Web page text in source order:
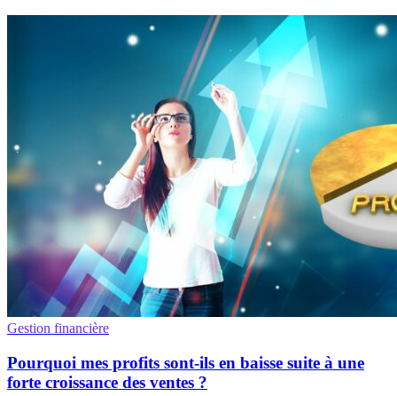
Gestion financière
Pourquoi mes profits sont-ils en baisse suite à une
forte croissance des ventes ?